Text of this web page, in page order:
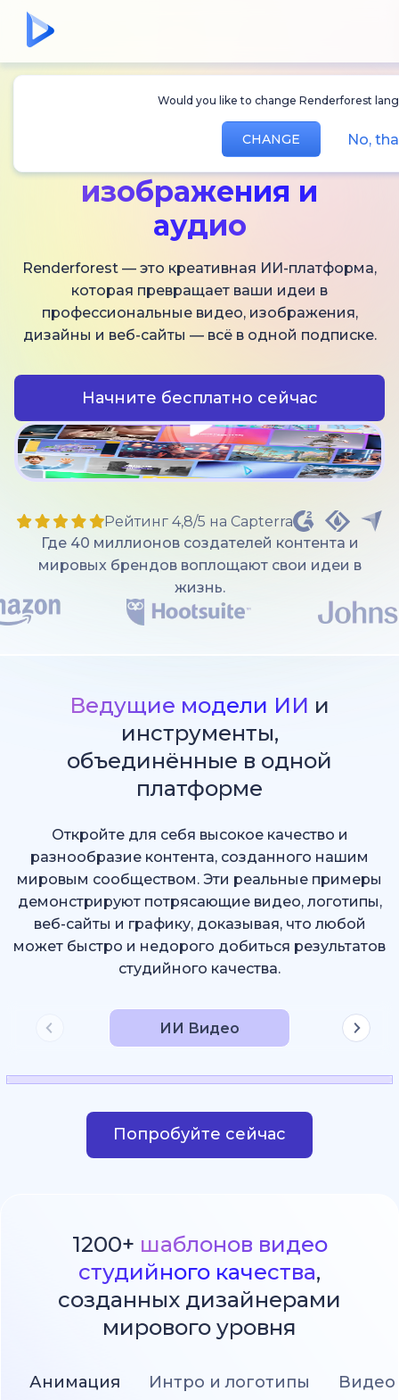
Would you like to change Renderforest
CHANGE No,
СоздавайтеИИ-
видео,
изображения и
аудио
Renderforest — это креативная ИИ-платформа,
которая превращает ваши идеи в
профессиональные видео, изображения,
дизайны и веб-сайты — всё в одной подписке.
Начните бесплатно сейчас
Рейтинг 4,8/5 на Capterra
Где 40 миллионов создателей контента и
мировых брендов воплощают свои идеи в
жизнь.
Ведущие модели ИИ и
инструменты,
объединённые в одной
платформе
Откройте для себя высокое качество и
разнообразие контента, созданного нашим
мировым сообществом. Эти реальные примеры
демонстрируют потрясающие видео, логотипы,
веб-сайты и графику, доказывая, что любой
может быстро и недорого добиться результатов
студийного качества.
ИИ Видео
Попробуйте сейчас
1200+ шаблонов видео
студийного качества,
созданных дизайнерами
мирового уровня
Анимация Интро и логотипы Видео